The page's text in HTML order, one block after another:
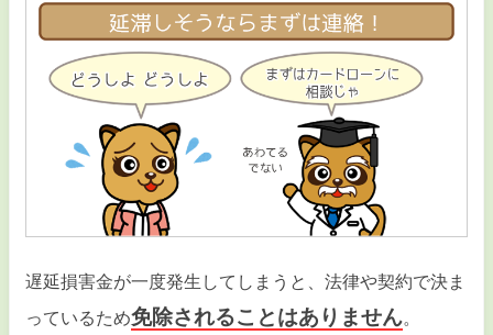
遅延損害金が一度発生してしまうと、法律や契約で決ま
っているため免除されることはありません。